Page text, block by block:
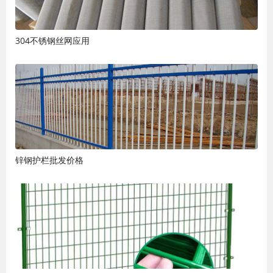
304不锈钢丝网应用
锌钢护栏批发价格